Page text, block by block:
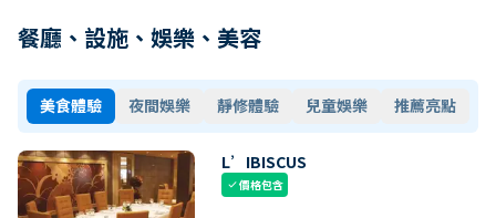
餐廳、設施、娛樂、美容
美食體驗 夜間娛樂 靜修體驗 兒童娛樂 推薦亮點
L’IBISCUS
check價格包含